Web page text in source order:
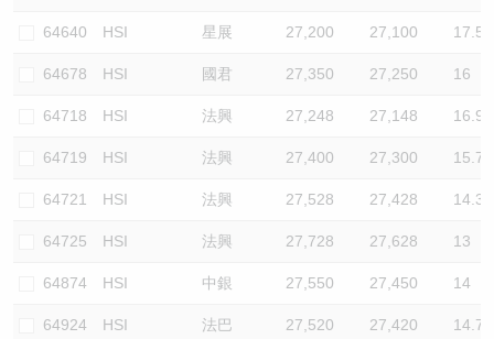
64640 HSI 星展 27,200 27,100 17.5
64678 HSI 國君 27,350 27,250 16
64718 HSI 法興 27,248 27,148 16.9
64719 HSI 法興 27,400 27,300 15.7
64721 HSI 法興 27,528 27,428 14.3
64725 HSI 法興 27,728 27,628 13
64874 HSI 中銀 27,550 27,450 14
64924 HSI 法巴 27,520 27,420 14.7